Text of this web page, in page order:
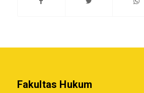
Fakultas Hukum